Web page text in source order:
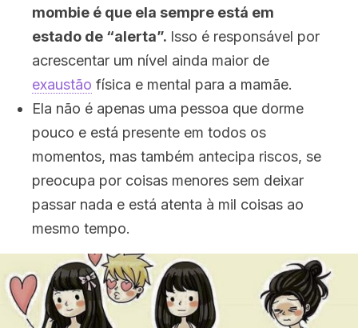
mombie é que ela sempre está em
estado de “alerta”. Isso é responsável por
acrescentar um nível ainda maior de
exaustão física e mental para a mamãe.
Ela não é apenas uma pessoa que dorme
pouco e está presente em todos os
momentos, mas também antecipa riscos, se
preocupa por coisas menores sem deixar
passar nada e está atenta à mil coisas ao
mesmo tempo.